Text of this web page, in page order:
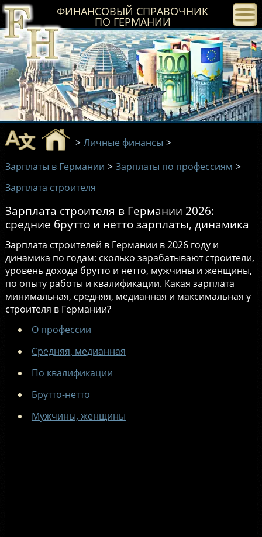
ФИНАНСОВЫЙ СПРАВОЧНИК
ПО ГЕРМАНИИ
> Личные финансы >
Зарплаты в Германии > Зарплаты по профессиям >
Зарплата строителя
Зарплата строителя в Германии 2026:
средние брутто и нетто зарплаты, динамика
Зарплата строителей в Германии в 2026 году и
динамика по годам: сколько зарабатывают строители,
уровень дохода брутто и нетто, мужчины и женщины,
по опыту работы и квалификации. Какая зарплата
минимальная, средняя, медианная и максимальная у
строителя в Германии?
О профессии
Средняя, медианная
По квалификации
Брутто-нетто
Мужчины, женщины